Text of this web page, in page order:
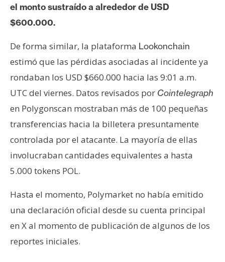
el monto sustraído a alrededor de USD
$600.000.
De forma similar, la plataforma Lookonchain
estimó que las pérdidas asociadas al incidente ya
rondaban los USD $660.000 hacia las 9:01 a.m.
UTC del viernes. Datos revisados por Cointelegraph
en Polygonscan mostraban más de 100 pequeñas
transferencias hacia la billetera presuntamente
controlada por el atacante. La mayoría de ellas
involucraban cantidades equivalentes a hasta
5.000 tokens POL.
Hasta el momento, Polymarket no había emitido
una declaración oficial desde su cuenta principal
en X al momento de publicación de algunos de los
reportes iniciales.